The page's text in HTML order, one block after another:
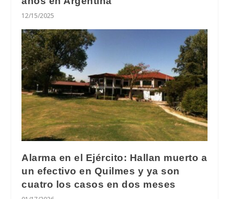
12/15/2025
Alarma en el Ejército: Hallan muerto a
un efectivo en Quilmes y ya son
cuatro los casos en dos meses